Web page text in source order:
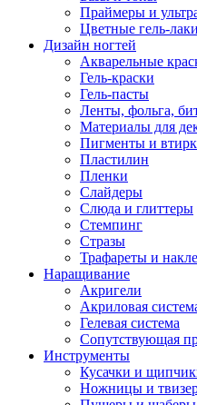
Праймеры и
Цветные гель-лаки
Дизайн ногтей
Акварельные
Гель-краски
Гель-пасты
Ленты, фольга,
Материалы для
Пигменты и
Пластилин
Пленки
Слайдеры
Слюда и глиттеры
Стемпинг
Стразы
Трафареты и
Наращивание
Акригели
Акриловая
Гелевая система
Сопутствующая
Инструменты
Кусачки и
Ножницы и